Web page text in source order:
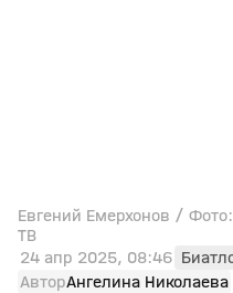
Евгений Емерхонов /
ТВ
24 апр 2025, 08:46
АвторАнгелина Николаева